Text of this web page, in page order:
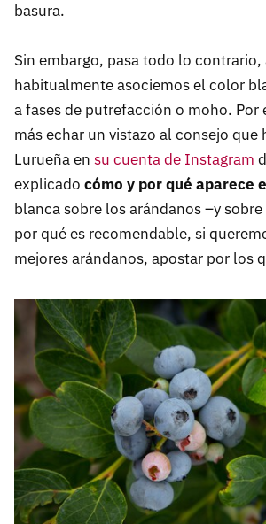
basura.
Sin embargo, pasa todo lo contrario,
habitualmente asociemos el color
a fases de putrefacción o moho. Por
más echar un vistazo al consejo que
Lurueña en su cuenta de Instagram
explicado cómo y por qué aparece
blanca sobre los arándanos –y
por qué es recomendable, si
mejores arándanos, apostar por los